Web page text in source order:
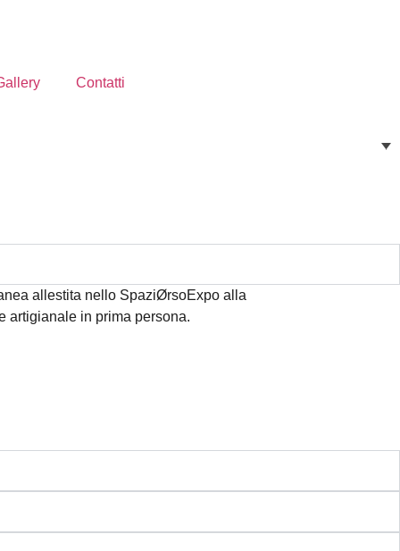
Contatti
allestita nello SpaziØrsoExpo alla
artigianale in prima persona.